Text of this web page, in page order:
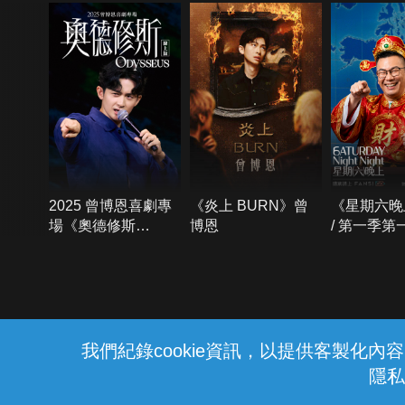
我們紀錄cookie資訊，以提供客製化內
隱
2025 曾博恩喜劇專
場《奧德修斯
《炎上 BURN》曾
博恩
《星期六
/ 第一季第